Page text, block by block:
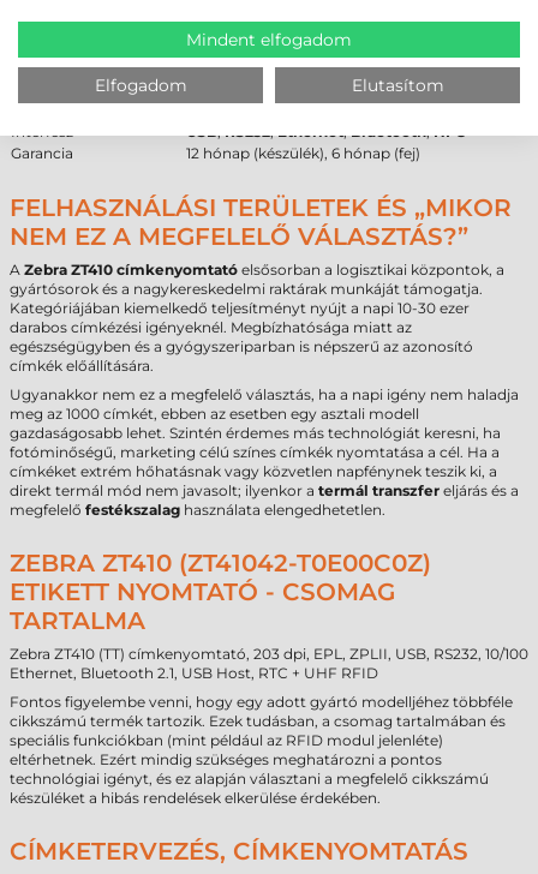
Modell
ZT410
termál transzfer
Felbontás
203 dpi
Max. tekercsátmérő
Interfész
USB,RS232,Ethernet,Bluetooth,NFC
Garancia
12 hónap (készülék), 6 hónap (fej)
FELHASZNÁLÁSI TERÜLETEK ÉS „MIKOR
NEM EZ A MEGFELELŐ VÁLASZTÁS?”
A Zebra ZT410 címkenyomtató elsősorban a logisztikai központok, a
gyártósorok és a nagykereskedelmi raktárak munkáját támogatja.
Kategóriájában kiemelkedő teljesítményt nyújt a napi 10-30 ezer
darabos címkézési igényeknél. Megbízhatósága miatt az
egészségügyben és a gyógyszeriparban is népszerű az azonosító
címkék előállítására.
Ugyanakkor nem ez a megfelelő választás, ha a napi igény nem haladja
meg az 1000 címkét, ebben az esetben egy asztali modell
gazdaságosabb lehet. Szintén érdemes más technológiát keresni, ha
fotóminőségű, marketing célú színes címkék nyomtatása a cél. Ha a
címkéket extrém hőhatásnak vagy közvetlen napfénynek teszik ki, a
direkt termál mód nem javasolt; ilyenkor a termál transzfer eljárás és a
megfelelő festékszalag használata elengedhetetlen.
ZEBRA ZT410 (ZT41042-T0E00C0Z)
ETIKETT NYOMTATÓ - CSOMAG
TARTALMA
Zebra ZT410 (TT) címkenyomtató, 203 dpi, EPL, ZPLII, USB, RS232, 10/100
Ethernet, Bluetooth 2.1, USB Host, RTC + UHF RFID
Fontos figyelembe venni, hogy egy adott gyártó modelljéhez többféle
cikkszámú termék tartozik. Ezek tudásban, a csomag tartalmában és
speciális funkciókban (mint például az RFID modul jelenléte)
eltérhetnek. Ezért mindig szükséges meghatározni a pontos
technológiai igényt, és ez alapján választani a megfelelő cikkszámú
készüléket a hibás rendelések elkerülése érdekében.
CÍMKETERVEZÉS, CÍMKENYOMTATÁS
Mindent elfogadom
Elfogadom Elutasítom